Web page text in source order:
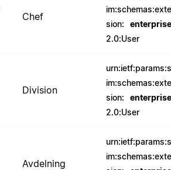
Chef
sion:
enterprise
2.0:User
Division
sion:
enterprise
2.0:User
Avdelning